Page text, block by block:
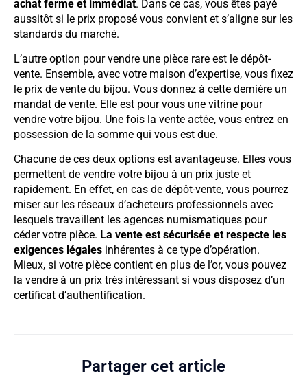
achat ferme et immédiat. Dans ce cas, vous êtes payé
aussitôt si le prix proposé vous convient et s’aligne sur les
standards du marché.
L’autre option pour vendre une pièce rare est le dépôt-
vente. Ensemble, avec votre maison d’expertise, vous fixez
le prix de vente du bijou. Vous donnez à cette dernière un
mandat de vente. Elle est pour vous une vitrine pour
vendre votre bijou. Une fois la vente actée, vous entrez en
possession de la somme qui vous est due.
Chacune de ces deux options est avantageuse. Elles vous
permettent de vendre votre bijou à un prix juste et
rapidement. En effet, en cas de dépôt-vente, vous pourrez
miser sur les réseaux d’acheteurs professionnels avec
lesquels travaillent les agences numismatiques pour
céder votre pièce. La vente est sécurisée et respecte les
exigences légales inhérentes à ce type d’opération.
Mieux, si votre pièce contient en plus de l’or, vous pouvez
la vendre à un prix très intéressant si vous disposez d’un
certificat d’authentification.
Partager cet article